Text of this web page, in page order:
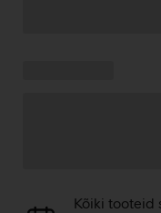
AndmeteKõiki tooteid